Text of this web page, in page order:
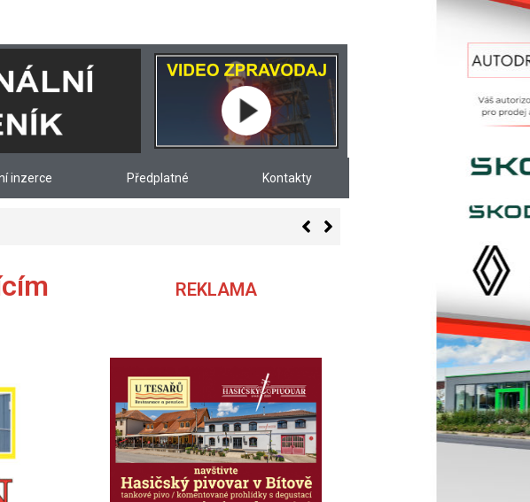
inzerce Předplatné Kontakty
v tištěném vydání Znoj. týdne, vycházejícím 3. srpna
REKLAMA